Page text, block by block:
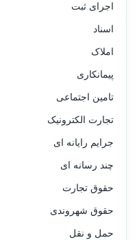
اجرای ثبت
اسناد
املاک
پیمانکاری
تامین اجتماعی
تجارت الکترونیک
جرایم رایانه ای
چند رسانه ای
حقوق تجارت
حقوق شهروندی
حمل و نقل